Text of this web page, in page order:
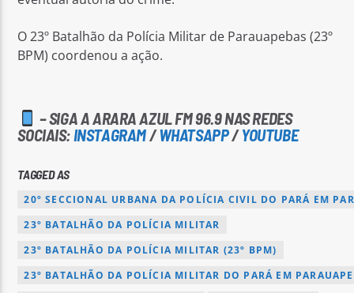
O 23º Batalhão da Polícia Militar de Parauapebas (23º
BPM) coordenou a ação.
– SIGA A ARARA AZUL FM 96.9 NAS REDES
SOCIAIS: INSTAGRAM/WHATSAPP/YOUTUBE
TAGGED AS
20º SECCIONAL URBANA DA POLÍCIA CIVIL DO PARÁ EM
23º BATALHÃO DA POLÍCIA MILITAR
23º BATALHÃO DA POLÍCIA MILITAR (23º BPM)
23º BATALHÃO DA POLÍCIA MILITAR DO PARÁ EM